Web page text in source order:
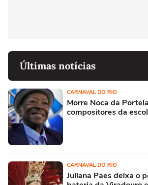
Últimas notícias
CARNAVAL DO RIO
Morre Noca da
compositores da
CARNAVAL DO RIO
Juliana Paes deixa o